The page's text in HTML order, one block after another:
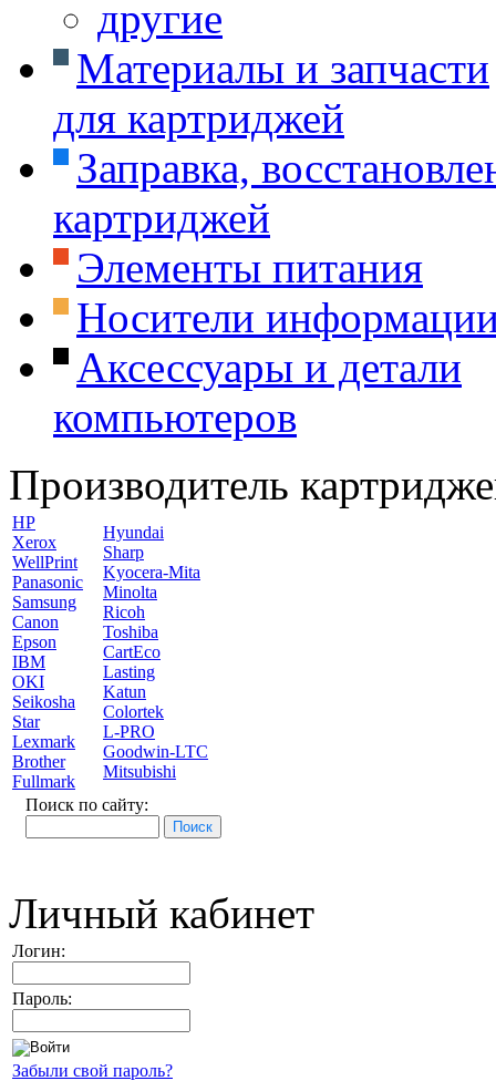
другие
Материалы и запчасти
для картриджей
Заправка,
картриджей
Элементы питания
Носители
Аксессуары и детали
компьютеров
Производитель
HP
Xerox
WellPrint
Panasonic
Samsung
Canon
Epson
IBM
OKI
Seikosha
Star
Lexmark
Brother
Fullmark
Hyundai
Sharp
Kyocera-Mita
Minolta
Ricoh
Toshiba
CartEco
Lasting
Katun
Colortek
L-PRO
Goodwin-LTC
Mitsubishi
Поиск по сайту:
Личный кабинет
Логин:
Пароль:
Забыли свой пароль?